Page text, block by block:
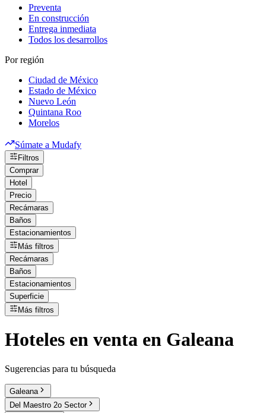
Preventa
En construcción
Entrega inmediata
Todos los desarrollos
Por región
Ciudad de México
Estado de México
Nuevo León
Quintana Roo
Morelos
Súmate a Mudafy
Filtros
Comprar
Hotel
Precio
Recámaras
Baños
Estacionamientos
Más filtros
Recámaras
Baños
Estacionamientos
Superficie
Más filtros
Hoteles en venta en Galeana
Sugerencias para tu búsqueda
Galeana
Del Maestro 2o Sector